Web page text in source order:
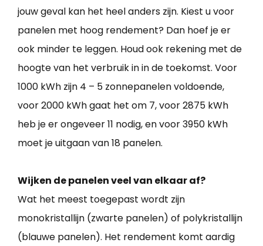
jouw geval kan het heel anders zijn. Kiest u voor
panelen met hoog rendement? Dan hoef je er
ook minder te leggen. Houd ook rekening met de
hoogte van het verbruik in in de toekomst. Voor
1000 kWh zijn 4 – 5 zonnepanelen voldoende,
voor 2000 kWh gaat het om 7, voor 2875 kWh
heb je er ongeveer 11 nodig, en voor 3950 kWh
moet je uitgaan van 18 panelen.
Wijken de panelen veel van elkaar af?
Wat het meest toegepast wordt zijn
monokristallijn (zwarte panelen) of polykristallijn
(blauwe panelen). Het rendement komt aardig